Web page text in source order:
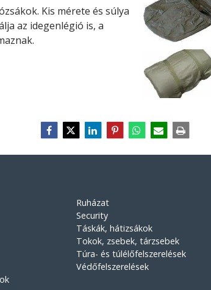
Kis mérete és súlya
az idegenlégió is, a
Ruházat
Security
Táskák, hátizsákok
Tokok, zsebek, tárzsebek
Túra- és túlélőfelszerelések
Védőfelszerelések